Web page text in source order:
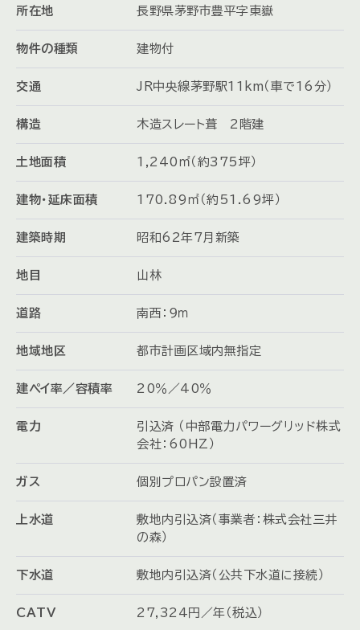
所在地 長野県茅野市豊平字東嶽
物件の種類 建物付
交通 JR中央線茅野駅11km（車で16分）
構造 木造スレート葺 2階建
土地面積 1,240㎡（約375坪）
建物・延床面積 170.89㎡（約51.69坪）
建築時期 昭和62年7月新築
地目 山林
道路 南西：９ｍ
地域地区 都市計画区域内無指定
建ペイ率／容積率 20％／40％
電力
引込済 （中部電力パワーグリッド株式
会社：60HZ）
ガス 個別プロパン設置済
上水道
敷地内引込済（事業者：株式会社三井
の森）
下水道 敷地内引込済（公共下水道に接続）
CATV 27,324円／年（税込）